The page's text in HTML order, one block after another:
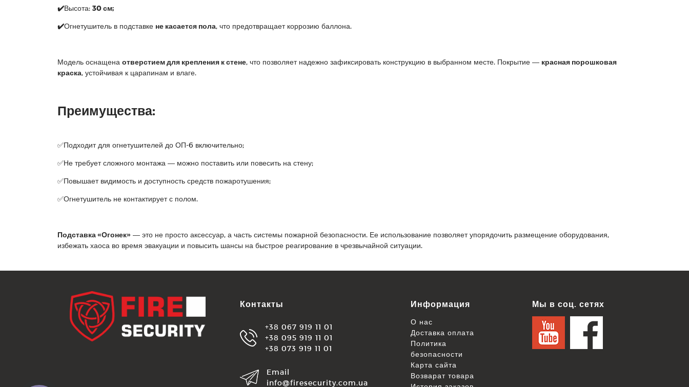
✔️Высота: 30 см;
✔️Огнетушитель в подставке не касается пола, что предотвращает коррозию баллона.
Модель оснащена отверстием для крепления к стене, что позволяет надежно зафиксировать конструкцию в выбранном месте. Покрытие — красная порошковая
краска, устойчивая к царапинам и влаге.
Преимущества:
✅Подходит для огнетушителей до ОП-6 включительно;
✅Не требует сложного монтажа — можно поставить или повесить на стену;
✅Повышает видимость и доступность средств пожаротушения;
✅Огнетушитель не контактирует с полом.
Подставка «Огонек» — это не просто аксессуар, а часть системы пожарной безопасности. Ее использование позволяет упорядочить размещение оборудования,
избежать хаоса во время эвакуации и повысить шансы на быстрое реагирование в чрезвычайной ситуации.
Контакты
+38 067 919 11 01
+38 095 919 11 01
+38 073 919 11 01
Email
info@firesecurity.com.ua
Информация
О нас
Доставка оплата
Политика
безопасности
Карта сайта
Возварат товара
Мы в соц. сетях